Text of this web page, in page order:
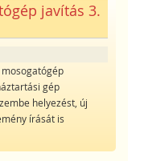
javítás 3.
gép
helyezést, új
írását is